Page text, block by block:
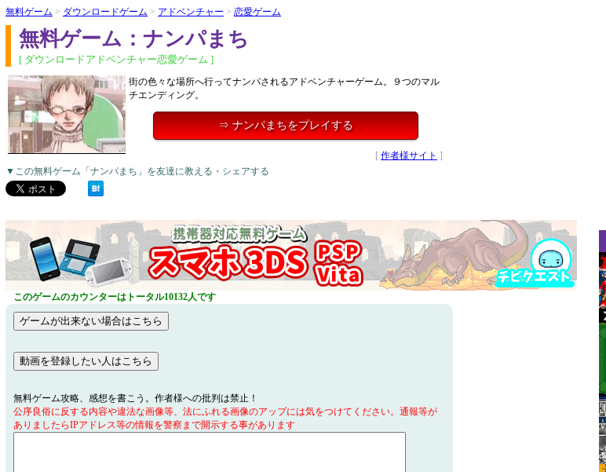
無料ゲーム > ダウンロードゲーム > アドベンチャー > 恋愛ゲーム
無料ゲーム：ナンパまち
[ ダウンロードアドベンチャー恋愛ゲーム ]
街の色々な場所へ行ってナンパされるアドベンチャーゲーム。９つのマル
チエンディング。
⇒ ナンパまちをプレイする
[ 作者様サイト ]
▼この無料ゲーム「ナンパまち」を友達に教える・シェアする
このゲームのカウンターはトータル10132人です
無料ゲーム攻略、感想を書こう。作者様への批判は禁止！
公序良俗に反する内容や違法な画像等、法にふれる画像のアップには気をつけてください。通報等が
ありましたらIPアドレス等の情報を警察まで開示する事があります